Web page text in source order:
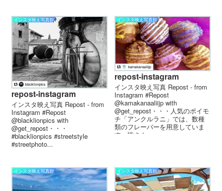
インスタ映え写真館
repost-instagram
インスタ映え写真 Repost - from
Instagram #Repost
@blacklionpics with
@get_repost・・・
#blacklionpics #streetstyle
#streetphoto...
インスタ映え写真館
repost-instagram
インスタ映え写真 Repost - from
Instagram #Repost
@kamakanaaliijp with
@get_repost・・・人気のポイモ
チ「アンクルラニ」では、数種
類のフレーバーを用意していま
す。皆さん...
インスタ映え写真館 インスタ映え写真館